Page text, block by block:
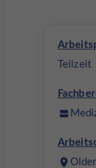
Teilzeit